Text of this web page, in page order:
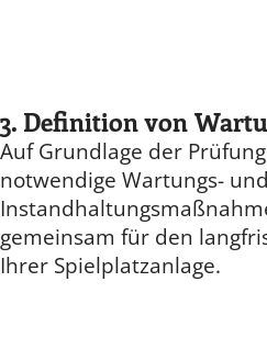
3. Definition von
Auf Grundlage der
notwendige Wartungs- und
gemeinsam für den
Ihrer Spielplatzanlage.